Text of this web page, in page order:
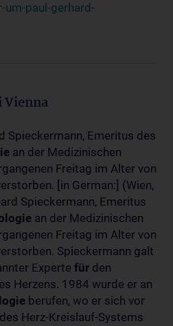
paul-gerhard-
Spieckermann, Emeritus des
an der Medizinischen
Freitag im Alter von
[in German:] (Wien,
Spieckermann, Emeritus
an der Medizinischen
Freitag im Alter von
Spieckermann galt
Experte für den
Herzens. 1984 wurde er an
berufen, wo er sich vor
Herz-Kreislauf-Systems